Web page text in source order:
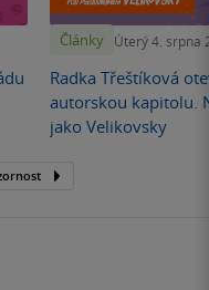
Články Úterý 4. srpna
Radka Třeštíková
autorskou kapitolu.
jako Velikovsky